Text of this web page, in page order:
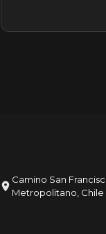
Camino San
Metropolitano, Chile